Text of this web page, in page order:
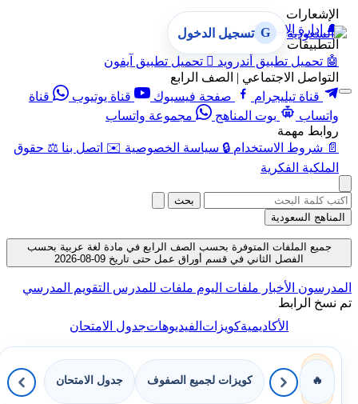
الإشعارات
🔔 إدارة الإشعارات
التطبيقات
🤖 تحميل تطبيق أندرويد  تحميل تطبيق آيفون
التواصل الاجتماعي | الصف الرابع
قناة تيليجرام
صفحة فيسبوك قناة يوتيوب
قناة
واتساب
بوت المناهج
مجموعة واتساب
روابط مهمة
📄 شروط الاستخدام 🔒 سياسة الخصوصية ✉️ اتصل بنا ⚖️ حقوق
الملكية الفكرية
G تسجيل الدخول
بحث
المناهج السعودية
جميع الملفات المتوفرة بحسب الصف الرابع في مادة لغة عربية بحسب
الفصل الثاني في قسم أوراق عمل حتى تاريخ 09-08-2026
المدرسون الأخبار ملفات اليوم ملفات للمدرس التقويم المدرسي
تم نسخ الرابط
الأكاديميةكويزاتالفيديوهاتجدول الامتحان
🔥 كويزات لجميع الصفوف جدول الامتحان